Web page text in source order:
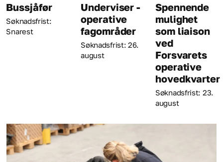
Underviser -
operative
fagområder
Spennende
mulighet
som liaison
ved
Forsvarets
Søknadsfrist: 23.
august